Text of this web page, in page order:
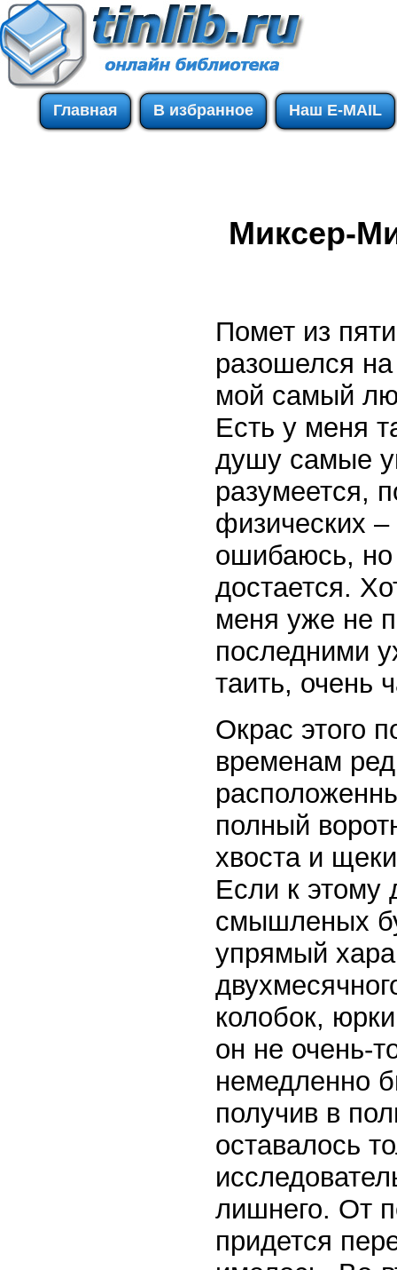
Главная В избранное Наш E-MAIL
Миксер-
Помет из
разошелся
мой самый
Есть у меня
душу самые
разумеется,
физических
ошибаюсь, но
достается.
меня уже не
последними
таить, очень
Окрас этого
временам
полный
хвоста и
Если к этому
смышленых
упрямый
колобок,
он не очень-
немедленно
получив в
оставалось
лишнего. От
придется